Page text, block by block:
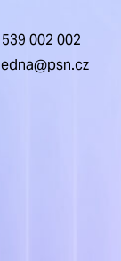
002 002